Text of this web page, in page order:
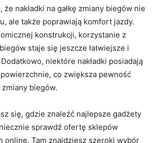
nakładki⁢ na‍ gałkę zmiany biegów nie
⁢ale także​ poprawiają komfort ‍jazdy.
⁢konstrukcji, korzystanie‌ z
staje‌ się jeszcze ​łatwiejsze⁢ i
niektóre nakładki⁤ posiadają
co zwiększa pewność
biegów.
się, ⁢gdzie znaleźć najlepsze gadżety⁢
sprawdź ‍ofertę sklepów
online. ‌Tam ⁤znajdziesz szeroki wybór